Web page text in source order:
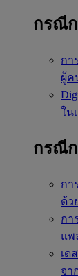
กรณี
กา
ผู้ค
ใน
กรณีก
กา
ด้ว
กา
แพ
เด
จา